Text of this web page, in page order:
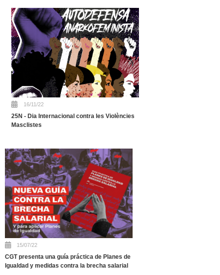
16/11/22
25N - Dia Internacional contra les Violències
Masclistes
15/07/22
CGT presenta una guía práctica de Planes de
Igualdad y medidas contra la brecha salarial